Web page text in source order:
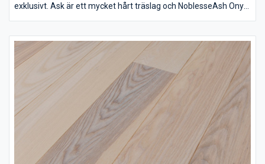
exklusivt. Ask är ett mycket hårt träslag och NoblesseAsh Onyx